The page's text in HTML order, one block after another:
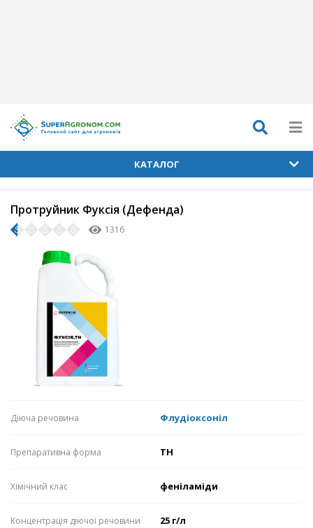
КАТАЛОГ
Протруйник Фуксія (Дефенда)
1316
Діюча речовина Флудіоксоніл
Препаративна форма ТН
Хімічний клас феніламіди
Концентрація діючої речовини 25 г/л